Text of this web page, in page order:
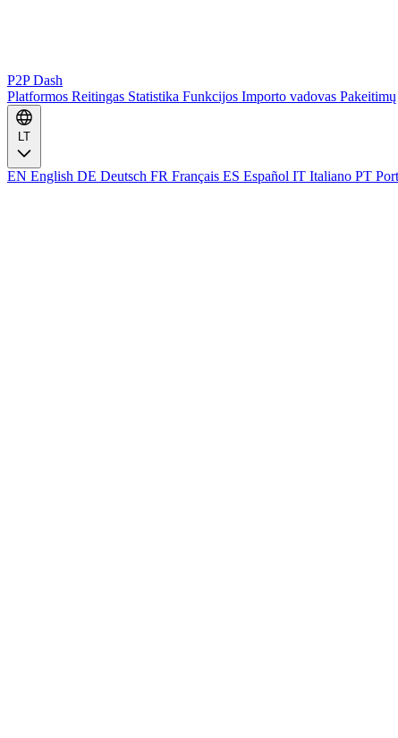
P2P Dash
Platformos Reitingas Statistika Funkcijos Importo vadovas
LT
EN English DE Deutsch FR Français ES Español IT Italiano PT